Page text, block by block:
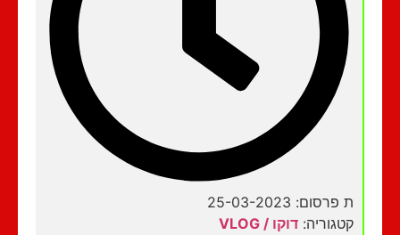
ת פרסום: 25-03-2023
קטגוריה:דוקו / VLOG